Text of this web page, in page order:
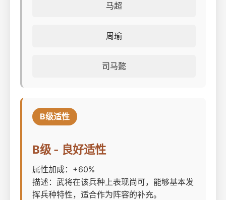
马超
周瑜
司马懿
B级适性
B级 - 良好适性
属性加成：+60%
描述：武将在该兵种上表现尚可，能够基本发
挥兵种特性，适合作为阵容的补充。